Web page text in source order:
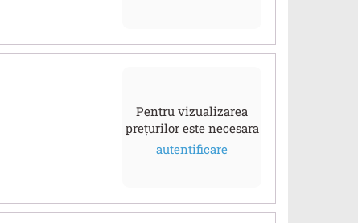
Pentru vizualizarea
prețurilor este necesara
autentificare